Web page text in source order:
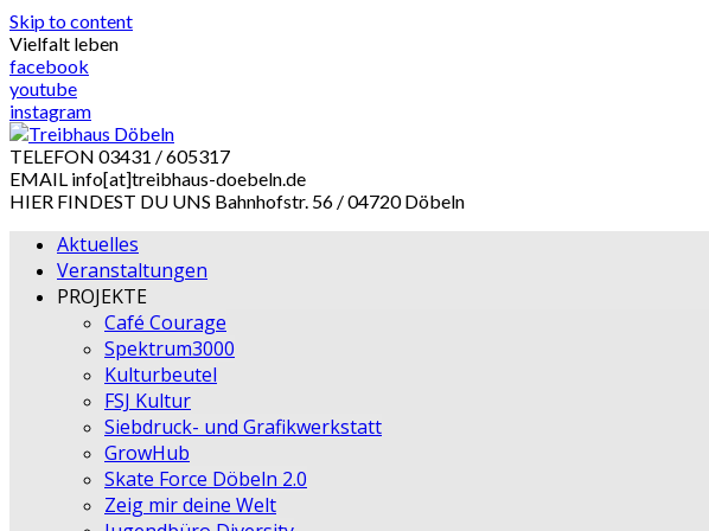
Skip to content
Vielfalt leben
facebook
youtube
instagram
TELEFON 03431 / 605317
EMAIL info[at]treibhaus-doebeln.de
HIER FINDEST DU UNS Bahnhofstr. 56 / 04720 Döbeln
Aktuelles
Veranstaltungen
PROJEKTE
Café Courage
Spektrum3000
Kulturbeutel
FSJ Kultur
Siebdruck- und Grafikwerkstatt
GrowHub
Skate Force Döbeln 2.0
Zeig mir deine Welt